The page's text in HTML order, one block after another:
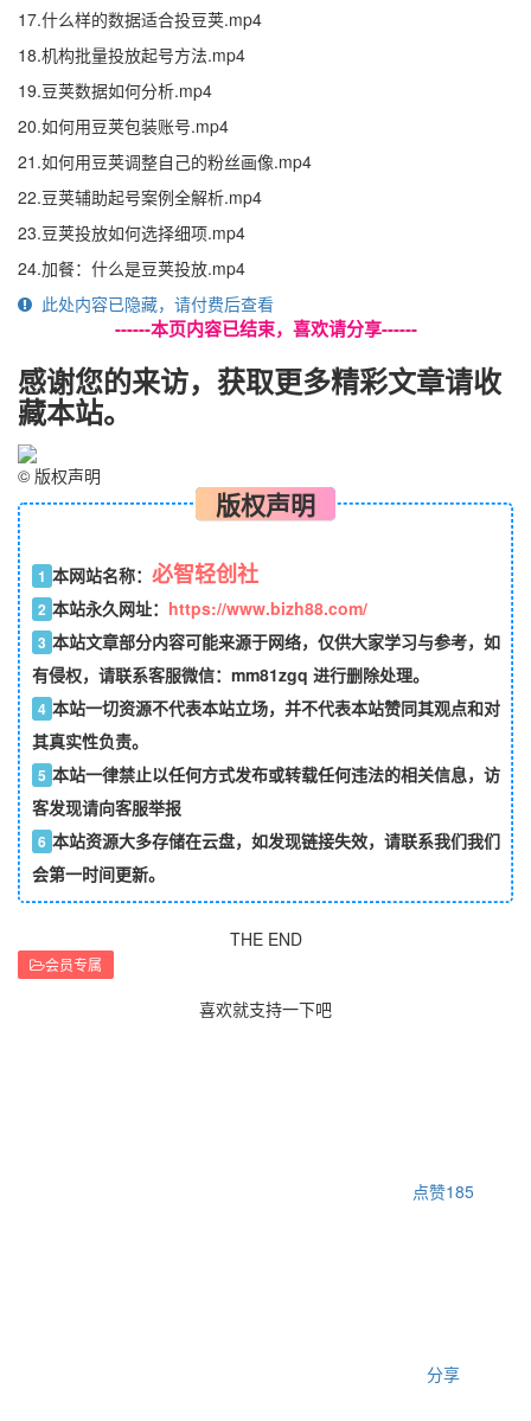
17.什么样的数据适合投豆荚.mp4
18.机构批量投放起号方法.mp4
19.豆荚数据如何分析.mp4
20.如何用豆荚包装账号.mp4
21.如何用豆荚调整自己的粉丝画像.mp4
22.豆荚辅助起号案例全解析.mp4
23.豆荚投放如何选择细项.mp4
24.加餐：什么是豆荚投放.mp4
此处内容已隐藏，请付费后查看
------本页内容已结束，喜欢请分享------
感谢您的来访，获取更多精彩文章请收
藏本站。
© 版权声明
版权声明
1 本网站名称： 必智轻创社
2 本站永久网址： https://www.bizh88.com/
3 本站文章部分内容可能来源于网络，仅供大家学习与参考，如
有侵权，请联系客服微信：mm81zgq 进行删除处理。
4 本站一切资源不代表本站立场，并不代表本站赞同其观点和对
其真实性负责。
5 本站一律禁止以任何方式发布或转载任何违法的相关信息，访
客发现请向客服举报
6 本站资源大多存储在云盘，如发现链接失效，请联系我们我们
会第一时间更新。
THE END
会员专属
喜欢就支持一下吧
点赞185
分享